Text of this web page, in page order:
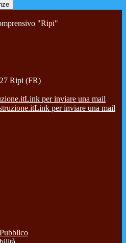
"Ripi"
Ripi (FR)
Link per inviare una mail
Link per inviare una mail